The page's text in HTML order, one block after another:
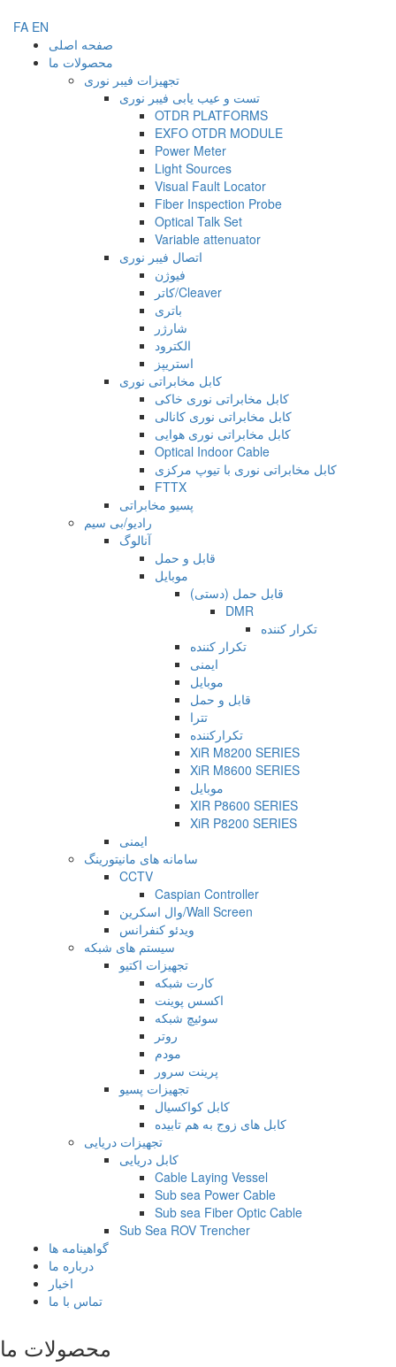
FA EN
صفحه اصلی
محصولات ما
تجهیزات فیبر نوری
تست و عیب یابی فیبر نوری
OTDR PLATFORMS
EXFO OTDR MODULE
Power Meter
Light Sources
Visual Fault Locator
Fiber Inspection Probe
Optical Talk Set
Variable attenuator
اتصال فیبر نوری
فیوژن
کاتر/Cleaver
باتری
شارژر
الکترود
استریپز
کابل مخابراتی نوری
کابل مخابراتی نوری خاکی
کابل مخابراتی نوری کانالی
کابل مخابراتی نوری هوایی
Optical Indoor Cable
کابل مخابراتی نوری با تیوپ مرکزی
FTTX
پسیو مخابراتی
رادیو/بی سیم
آنالوگ
قابل و حمل
موبایل
قابل حمل (دستی)
DMR
تکرار کننده
تکرار کننده
ایمنی
موبایل
قابل و حمل
تترا
تکرارکننده
XiR M8200 SERIES
XiR M8600 SERIES
موبایل
XIR P8600 SERIES
XiR P8200 SERIES
ایمنی
سامانه های مانیتورینگ
CCTV
Caspian Controller
وال اسکرین/Wall Screen
ویدئو کنفرانس
سیستم های شبکه
تجهیزات اکتیو
کارت شبکه
اکسس پوینت
سوئیچ شبکه
روتر
مودم
پرینت سرور
تجهیزات پسیو
کابل کواکسیال
کابل های زوج به هم تابیده
تجهیزات دریایی
کابل دریایی
Cable Laying Vessel
Sub sea Power Cable
Sub sea Fiber Optic Cable
Sub Sea ROV Trencher
گواهینامه ها
درباره ما
اخبار
تماس با ما
محصولات ما